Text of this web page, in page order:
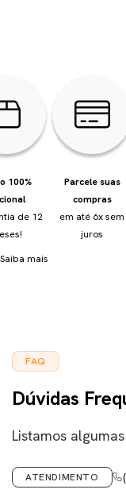
100%
de 12
Parcele suas
compras
em até 6x sem
juros
Saiba mais
FAQ
Dúvidas
Listamos
ATENDIMENTO